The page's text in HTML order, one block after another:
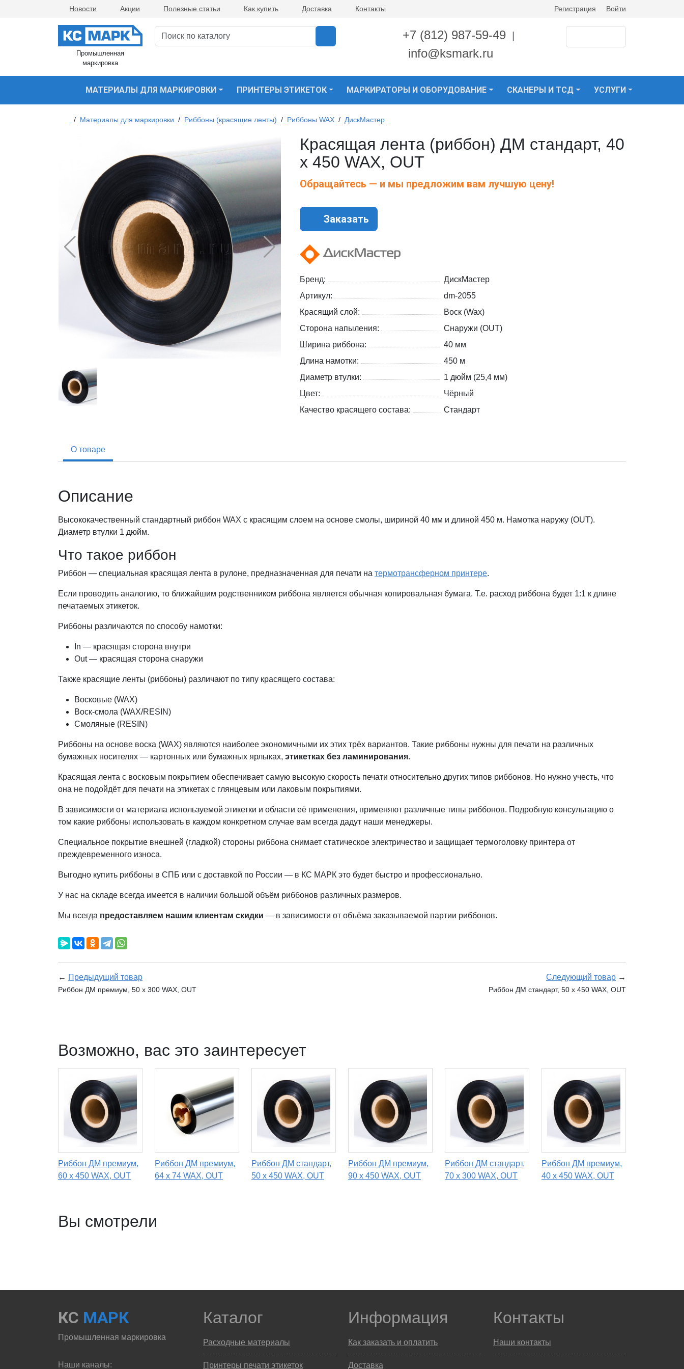
Новости Акции Полезные статьи Как купить Доставка Контакты Регистрация Войти
Промышленная
маркировка
+7 (812) 987-59-49
info@ksmark.ru
МАТЕРИАЛЫ ДЛЯ МАРКИРОВКИ ПРИНТЕРЫ ЭТИКЕТОК МАРКИРАТОРЫ И ОБОРУДОВАНИЕ СКАНЕРЫ И ТСД УСЛУГИ
/ Материалы для маркировки / Риббоны (красящие ленты) / Риббоны WAX / ДискМастер
Красящая лента (риббон) ДМ стандарт, 40
х 450 WAX, OUT
Обращайтесь — и мы предложим вам лучшую цену!
Заказать
Бренд:
ДискМастер
Артикул:
dm-2055
Красящий слой:
Воск (Wax)
Сторона напыления:
Снаружи (OUT)
Ширина риббона:
40 мм
Длина намотки:
450 м
Диаметр втулки:
1 дюйм (25,4 мм)
Цвет:
Чёрный
Качество красящего состава:
Стандарт
О товаре
Описание
Высококачественный стандартный риббон WAX с красящим слоем на основе смолы, шириной 40 мм и длиной 450 м. Намотка наружу (OUT).
Диаметр втулки 1 дюйм.
Что такое риббон
Риббон — специальная красящая лента в рулоне, предназначенная для печати на термотрансферном принтере.
Если проводить аналогию, то ближайшим родственником риббона является обычная копировальная бумага. Т.е. расход риббона будет 1:1 к длине
печатаемых этикеток.
Риббоны различаются по способу намотки:
In — красящая сторона внутри
Out — красящая сторона снаружи
Также красящие ленты (риббоны) различают по типу красящего состава:
Восковые (WAX)
Воск-смола (WAX/RESIN)
Смоляные (RESIN)
Риббоны на основе воска (WAX) являются наиболее экономичными их этих трёх вариантов. Такие риббоны нужны для печати на различных
бумажных носителях — картонных или бумажных ярлыках, этикетках без ламинирования.
Красящая лента с восковым покрытием обеспечивает самую высокую скорость печати относительно других типов риббонов. Но нужно учесть, что
она не подойдёт для печати на этикетах с глянцевым или лаковым покрытиями.
В зависимости от материала используемой этикетки и области её применения, применяют различные типы риббонов. Подробную консультацию о
том какие риббоны использовать в каждом конкретном случае вам всегда дадут наши менеджеры.
Специальное покрытие внешней (гладкой) стороны риббона снимает статическое электричество и защищает термоголовку принтера от
преждевременного износа.
Выгодно купить риббоны в СПБ или с доставкой по России — в КС МАРК это будет быстро и профессионально.
У нас на складе всегда имеется в наличии большой объём риббонов различных размеров.
Мы всегда предоставляем нашим клиентам скидки — в зависимости от объёма заказываемой партии риббонов.
← Предыдущий товар
Риббон ДМ премиум, 50 х 300 WAX, OUT
Следующий товар →
Риббон ДМ стандарт, 50 х 450 WAX, OUT
Возможно, вас это заинтересует
Риббон ДМ премиум,
60 х 450 WAX, OUT
Риббон ДМ премиум,
64 х 74 WAX, OUT
Риббон ДМ стандарт,
50 х 450 WAX, OUT
Риббон ДМ премиум,
90 x 450 WAX, OUT
Риббон ДМ стандарт,
70 х 300 WAX, OUT
Риббон ДМ премиум,
40 х 450 WAX, OUT
Вы смотрели
КС МАРК
Промышленная маркировка
Наши каналы:
Каталог
Расходные материалы
Принтеры печати этикеток
Информация
Как заказать и оплатить
Доставка
Контакты
Наши контакты